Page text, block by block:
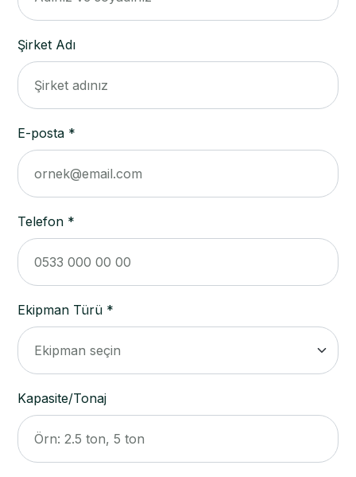
Şirket Adı
E-posta *
Telefon *
Ekipman Türü *
Kapasite/Tonaj